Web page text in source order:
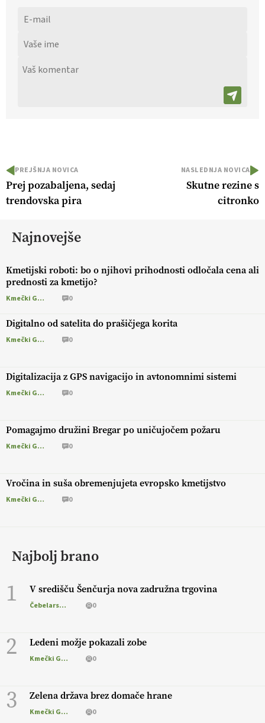
PREJŠNJA NOVICA
Prej pozabaljena, sedaj
trendovska pira
NASLEDNJA NOVICA
Skutne rezine s
citronko
Najnovejše
Kmetijski roboti: bo o njihovi prihodnosti odločala cena ali
prednosti za kmetijo?
Kmečki Glas 0
Digitalno od satelita do prašičjega korita
Kmečki Glas 0
Digitalizacija z GPS navigacijo in avtonomnimi sistemi
Kmečki Glas 0
Pomagajmo družini Bregar po uničujočem požaru
Kmečki Glas 0
Vročina in suša obremenjujeta evropsko kmetijstvo
Kmečki Glas 0
Najbolj brano
1 V središču Šenčurja nova zadružna trgovina
Čebelarstvo 0
2 Ledeni možje pokazali zobe
Kmečki Glas 0
3 Zelena država brez domače hrane
Kmečki Glas 0